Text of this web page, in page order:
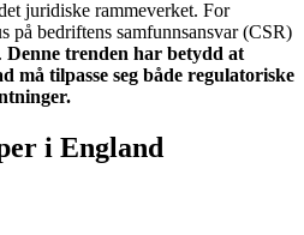
juridiske rammeverket. For
på bedriftens samfunnsansvar (CSR)
Denne trenden har betydd at
må tilpasse seg både regulatoriske
i England